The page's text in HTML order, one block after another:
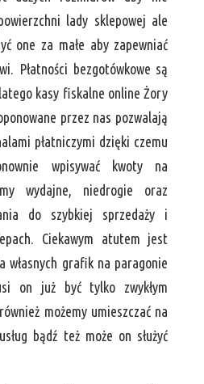
lady sklepowej ale
one za małe aby zapewniać
Płatności bezgotówkowe są
kasy fiskalne online Żory
przez nas pozwalają
płatniczymi dzięki czemu
wpisywać kwoty na
wydajne, niedrogie oraz
do szybkiej sprzedaży i
Ciekawym atutem jest
własnych grafik na paragonie
on już być tylko zwykłym
możemy umieszczać na
bądź też może on służyć